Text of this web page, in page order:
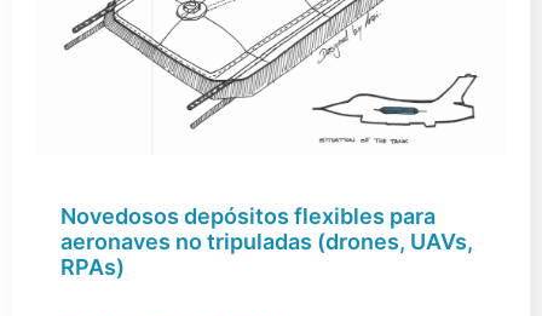
Novedosos depósitos flexibles para
aeronaves no tripuladas (drones, UAVs,
RPAs)